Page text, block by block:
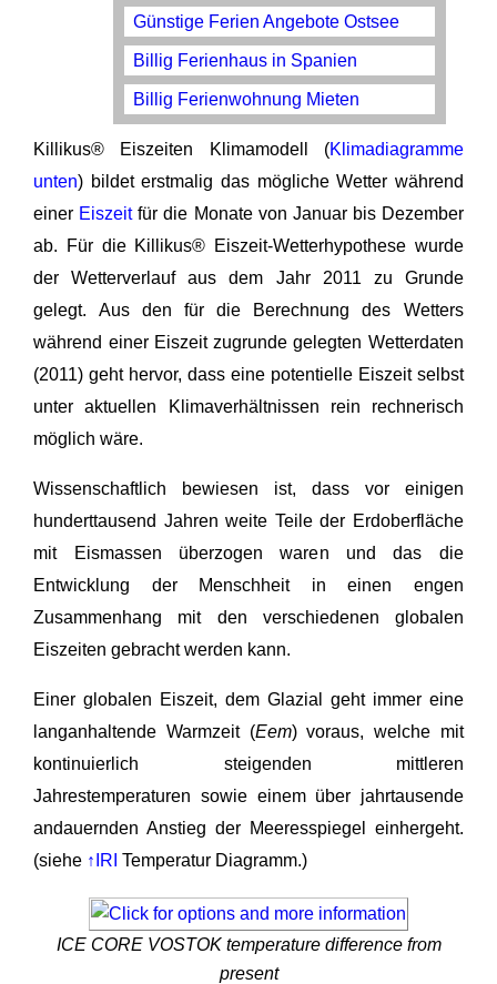
Günstige Ferien Angebote Ostsee
Billig Ferienhaus in Spanien
Billig Ferienwohnung Mieten
Killikus® Eiszeiten Klimamodell (Klimadiagramme
unten) bildet erstmalig das mögliche Wetter während
einer Eiszeitfür die Monate von Januar bis Dezember
ab. Für die Killikus® Eiszeit-Wetterhypothese wurde
der Wetterverlauf aus dem Jahr 2011 zu Grunde
gelegt. Aus den für die Berechnung des Wetters
während einer Eiszeit zugrunde gelegten Wetterdaten
(2011) geht hervor, dass eine potentielle Eiszeit selbst
unter aktuellen Klimaverhältnissen rein rechnerisch
möglich wäre.
Wissenschaftlich bewiesen ist, dass vor einigen
hunderttausend Jahren weite Teile der Erdoberfläche
mit Eismassen überzogen waren und das die
Entwicklung der Menschheit in einen engen
Zusammenhang mit den verschiedenen globalen
Eiszeiten gebracht werden kann.
Einer globalen Eiszeit, dem Glazial geht immer eine
langanhaltende Warmzeit (Eem) voraus, welche mit
kontinuierlich steigenden mittleren
Jahrestemperaturen sowie einem über jahrtausende
andauernden Anstieg der Meeresspiegel einhergeht.
(siehe ↑IRI Temperatur Diagramm.)
ICE CORE VOSTOK temperature difference from
present